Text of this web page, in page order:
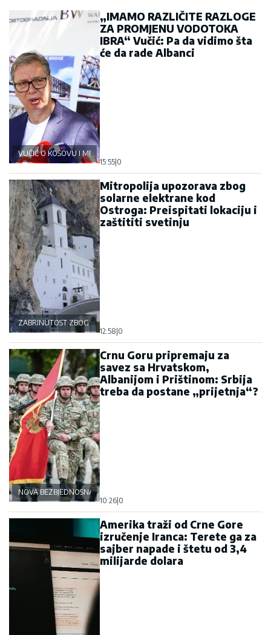
VUČIĆ O KOSOVU I METOHIJI
„IMAMO RAZLIČITE RAZLOGE
ZA PROMJENU VODOTOKA
IBRA“ Vučić: Pa da vidimo šta
će da rade Albanci
15:55|0
ZABRINUTOST ZBOG OSTROGA
Mitropolija upozorava zbog
solarne elektrane kod
Ostroga: Preispitati lokaciju i
zaštititi svetinju
12:58|0
NOVA BEZBJEDNOSNA OSOVINA
Crnu Goru pripremaju za
savez sa Hrvatskom,
Albanijom i Prištinom: Srbija
treba da postane „prijetnja“?
10:26|0
Amerika traži od Crne Gore
izručenje Iranca: Terete ga za
sajber napade i štetu od 3,4
milijarde dolara